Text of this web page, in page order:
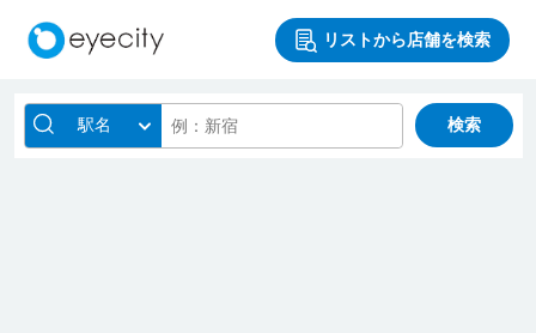
リストから店舗を検索
駅名 検索